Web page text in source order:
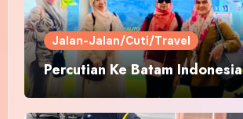
Jalan-Jalan/Cuti/Travel
Percutian Ke Batam Indonesia